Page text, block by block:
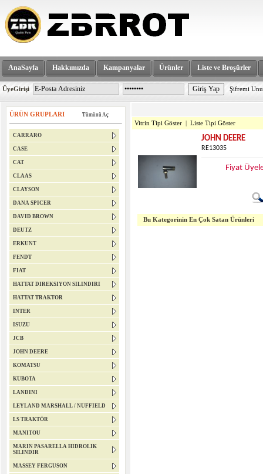
AnaSayfa Hakkımızda Kampanyalar Ürünler Liste ve Broşürler
ÜyeGirişi Şifremi
ÜRÜN GRUPLARI Tümünü Aç
CARRARO
CASE
CAT
CLAAS
CLAYSON
DANA SPICER
DAVID BROWN
DEUTZ
ERKUNT
FENDT
FIAT
HATTAT DIREKSIYON SILINDIRI
HATTAT TRAKTOR
INTER
ISUZU
JCB
JOHN DEERE
KOMATSU
KUBOTA
LANDINI
LEYLAND MARSHALL / NUFFIELD
LS TRAKTÖR
MANITOU
MARIN PASARELLA HIDROLIK
SILINDIR
MASSEY FERGUSON
Vitrin Tipi Göster Liste Tipi Göster
JOHN DEERE
RE13035
Fiyat
Bu Kategorinin En Çok Satan Ürünleri